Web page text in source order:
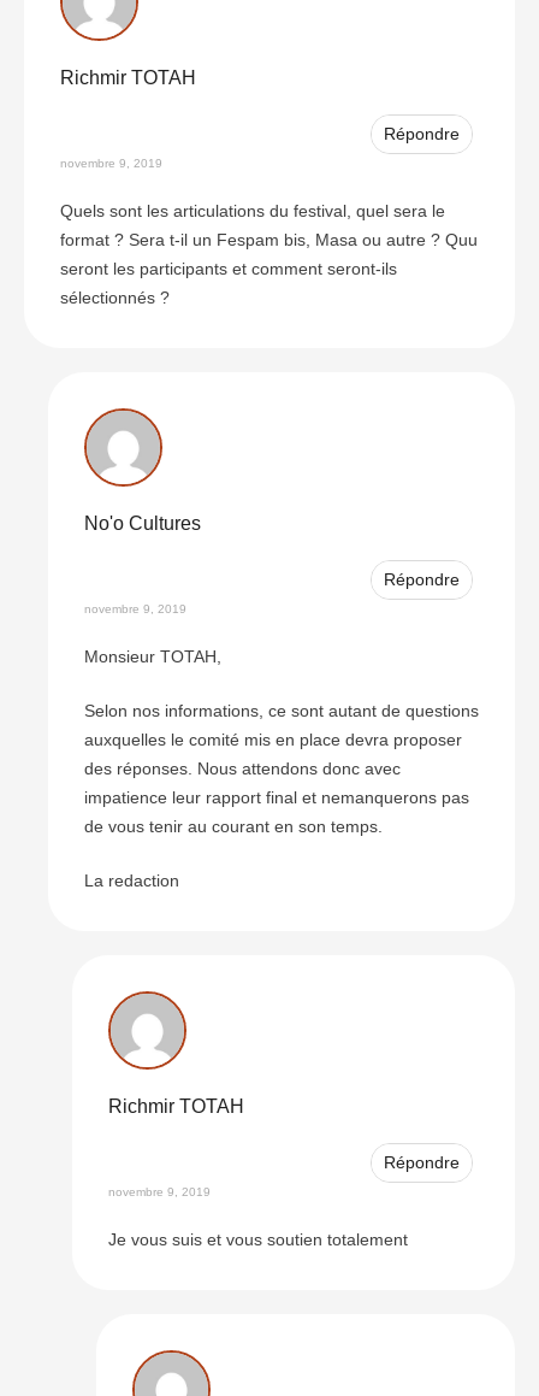
Richmir TOTAH
Répondre
novembre 9, 2019
Quels sont les articulations du festival, quel sera le
format ? Sera t-il un Fespam bis, Masa ou autre ? Quu
seront les participants et comment seront-ils
sélectionnés ?
No'o Cultures
Répondre
novembre 9, 2019
Monsieur TOTAH,
Selon nos informations, ce sont autant de questions
auxquelles le comité mis en place devra proposer
des réponses. Nous attendons donc avec
impatience leur rapport final et nemanquerons pas
de vous tenir au courant en son temps.
La redaction
Richmir TOTAH
Répondre
novembre 9, 2019
Je vous suis et vous soutien totalement